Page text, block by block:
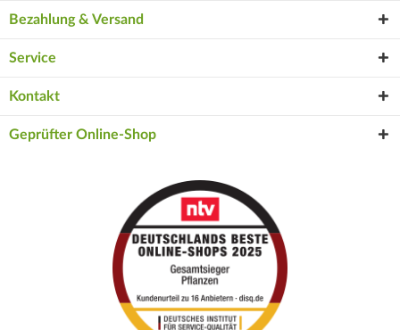
Bezahlung & Versand
Service
Kontakt
Geprüfter Online-Shop